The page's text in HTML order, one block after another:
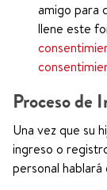
amigo para
llene este
Proceso de
Una vez que su
ingreso o
personal